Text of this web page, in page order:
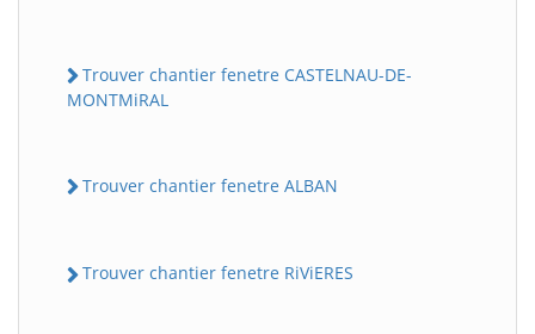
Trouver chantier fenetre CASTELNAU-DE-
MONTMiRAL
Trouver chantier fenetre ALBAN
Trouver chantier fenetre RiViERES